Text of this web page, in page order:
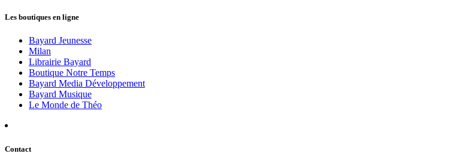
Les boutiques en ligne
Bayard Jeunesse
Milan
Librairie Bayard
Boutique Notre Temps
Bayard Media Développement
Bayard Musique
Le Monde de Théo
Contact